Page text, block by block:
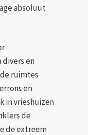
absoluut
en
ruimtes
en
in vrieshuizen
de
de extreem